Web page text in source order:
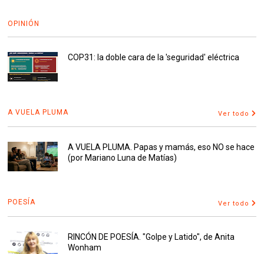
OPINIÓN
COP31: la doble cara de la 'seguridad' eléctrica
A VUELA PLUMA Ver todo
A VUELA PLUMA. Papas y mamás, eso NO se hace
(por Mariano Luna de Matías)
POESÍA Ver todo
RINCÓN DE POESÍA. "Golpe y Latido", de Anita
Wonham